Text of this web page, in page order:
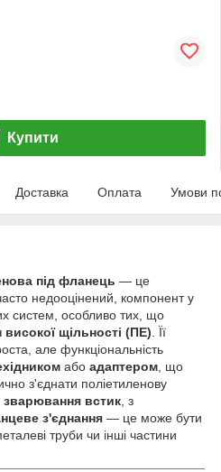
Купити
Доставка Оплата Умови
під фланець — це
недооцінений, компонент у
систем, особливо тих, що
високої щільності (ПЕ) . Її
але функціональність
або адаптером , що
з'єднати поліетиленову
зварювання встик , з
з'єднання — це може бути
труби чи інші частини